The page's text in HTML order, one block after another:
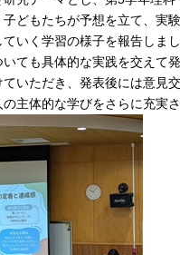
どもたちが予想を立て、実
いく学習の様子を報告しま
ても具体的な実践を交えて
いただき、発表後には意見交
主体的な学びをさらに充実さ